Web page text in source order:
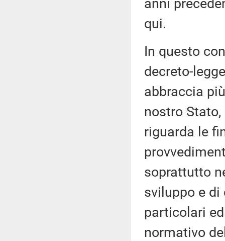
anni
qui.
In questo
decreto-
abbraccia
nostro
riguarda le
soprattutto
sviluppo e di
particolari
normativo